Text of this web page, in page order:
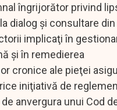
îngrijorător privind
dialog şi consultare din
implicaţi în
şi în remedierea
cronice ale pieţei
iniţiativă de
anvergura unui Cod